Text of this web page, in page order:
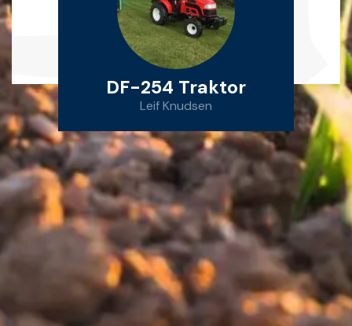
DF-254 Traktor
Leif Knudsen